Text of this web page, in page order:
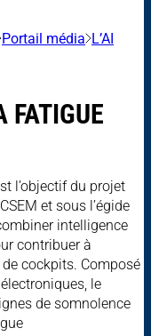
Portail média L’AI
FATIGUE
l’objectif du projet
et sous l’égide
intelligence
contribuer à
de cockpits. Composé
le
de somnolence